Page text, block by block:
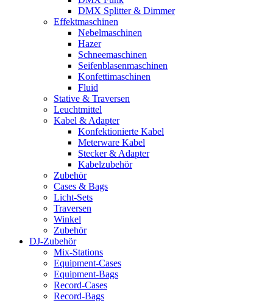
DMX Splitter & Dimmer
Effektmaschinen
Nebelmaschinen
Hazer
Schneemaschinen
Seifenblasenmaschinen
Konfettimaschinen
Fluid
Stative & Traversen
Leuchtmittel
Kabel & Adapter
Konfektionierte Kabel
Meterware Kabel
Stecker & Adapter
Kabelzubehör
Zubehör
Cases & Bags
Licht-Sets
Traversen
Winkel
Zubehör
DJ-Zubehör
Mix-Stations
Equipment-Cases
Equipment-Bags
Record-Cases
Record-Bags